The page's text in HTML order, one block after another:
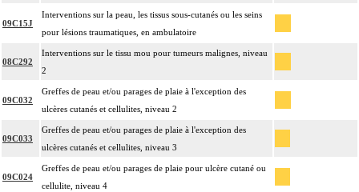
09C15J
Interventions sur la peau, les tissus sous-cutanés ou les seins
pour lésions traumatiques, en ambulatoire
08C292
Interventions sur le tissu mou pour tumeurs malignes, niveau
2
09C032
Greffes de peau et/ou parages de plaie à l'exception des
ulcères cutanés et cellulites, niveau 2
09C033
Greffes de peau et/ou parages de plaie à l'exception des
ulcères cutanés et cellulites, niveau 3
09C024
Greffes de peau et/ou parages de plaie pour ulcère cutané ou
cellulite, niveau 4